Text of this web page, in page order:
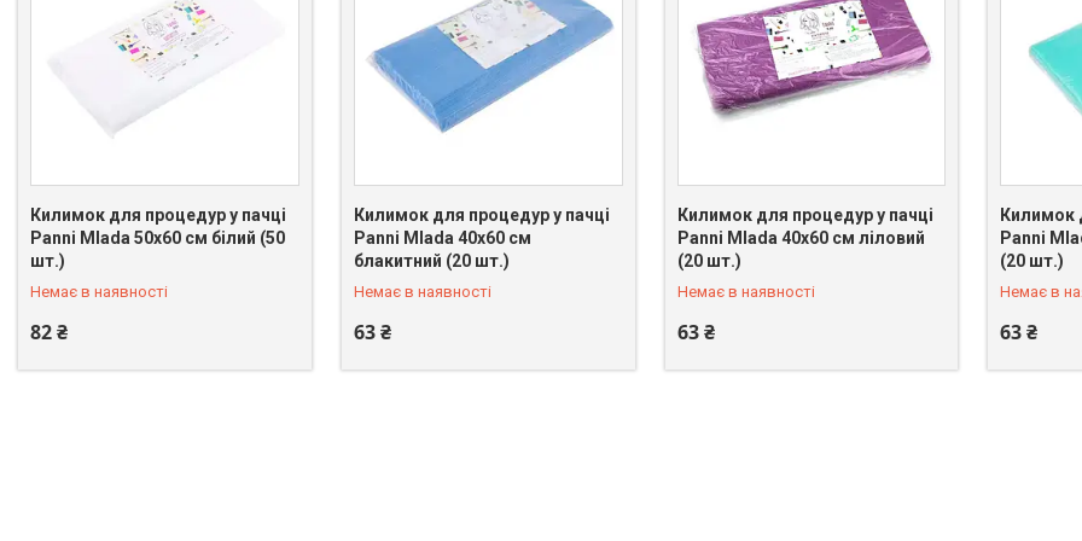
Килимок для процедур у пачці
Panni Mlada 50х60 см білий (50
шт.)
Немає в наявності
82 ₴
+380 (66) 075-31-21
Килимок для процедур у пачці
Panni Mlada 40х60 см
блакитний (20 шт.)
Немає в наявності
63 ₴
+380 (66) 075-31-21
Килимок для процедур у пачці
Panni Mlada 40х60 см ліловий
(20 шт.)
Немає в наявності
63 ₴
+380 (66) 075-31-21
Килимок
Panni
(20 шт.)
Немає в
63 ₴
+380 (66)